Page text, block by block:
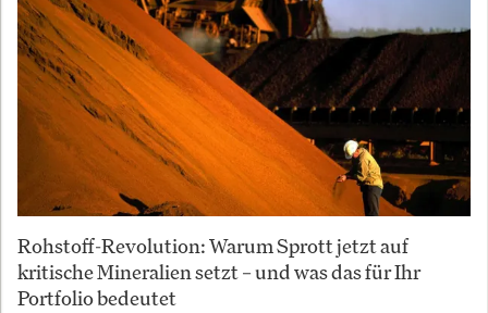
Rohstoff-Revolution: Warum Sprott jetzt auf
kritische Mineralien setzt – und was das für Ihr
Portfolio bedeutet